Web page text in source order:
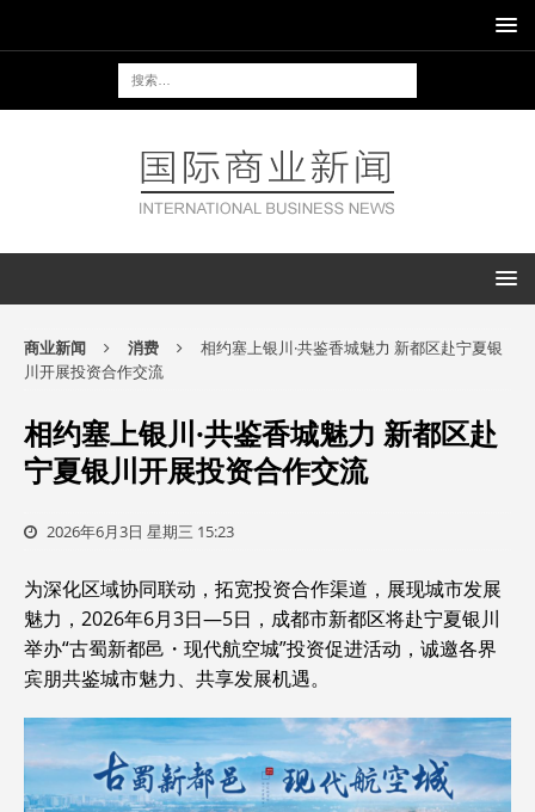
商业新闻 消费
相约塞上银川·共鉴香城魅力 新都区赴宁夏银
川开展投资合作交流
相约塞上银川·共鉴香城魅力 新都区赴
宁夏银川开展投资合作交流
2026年6月3日 星期三 15:23
为深化区域协同联动，拓宽投资合作渠道，展现城市发展
魅力，2026年6月3日—5日，成都市新都区将赴宁夏银川
举办“古蜀新都邑・现代航空城”投资促进活动，诚邀各界
宾朋共鉴城市魅力、共享发展机遇。